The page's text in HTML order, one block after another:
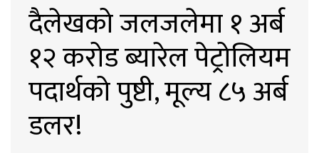
दैलेखको जलजलेमा १ अर्ब
१२ करोड ब्यारेल पेट्रोलियम
पदार्थको पुष्टी, मूल्य ८५ अर्ब
डलर!